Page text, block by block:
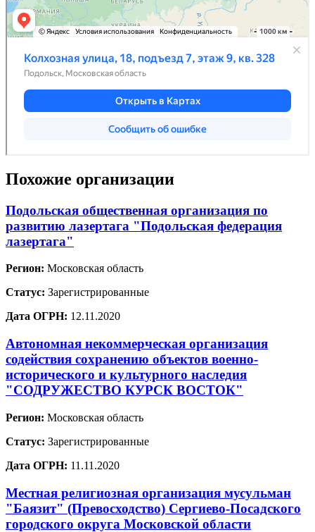
Похожие организации
Подольская общественная организация по
развитию лазертага "Подольская федерация
лазертага"
Регион: Московская область
Статус: Зарегистрированные
Дата ОГРН: 12.11.2020
Автономная некоммерческая организация
содействия сохранению объектов военно-
исторического и культурного наследия
"СОДРУЖЕСТВО КУРСК ВОСТОК"
Регион: Московская область
Статус: Зарегистрированные
Дата ОГРН: 11.11.2020
Местная религиозная организация мусульман
"Баязит" (Превосходство) Сергиево-Посадского
городского округа Московской области